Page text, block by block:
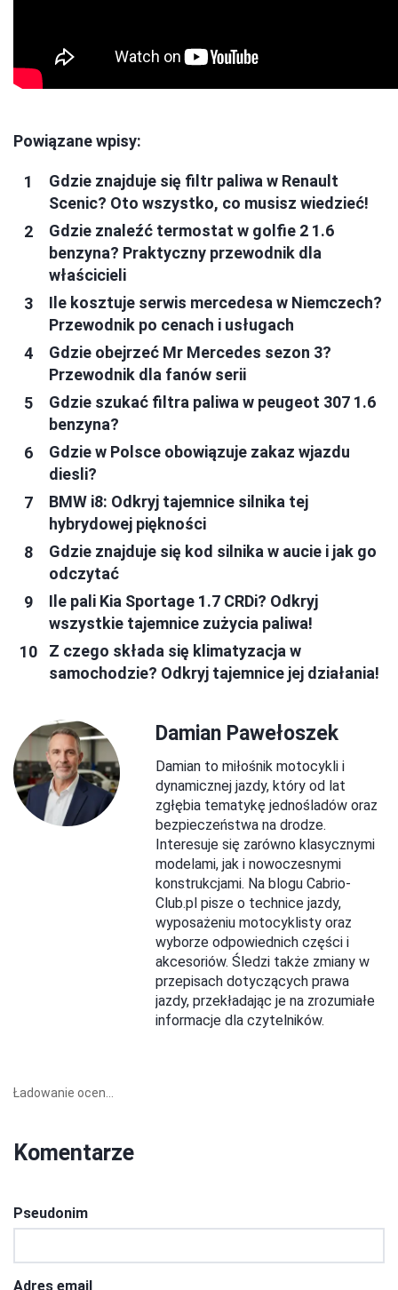
Powiązane wpisy:
Gdzie znajduje się filtr paliwa w Renault
Scenic? Oto wszystko, co musisz wiedzieć!
Gdzie znaleźć termostat w golfie 2 1.6
benzyna? Praktyczny przewodnik dla
właścicieli
Ile kosztuje serwis mercedesa w Niemczech?
Przewodnik po cenach i usługach
Gdzie obejrzeć Mr Mercedes sezon 3?
Przewodnik dla fanów serii
Gdzie szukać filtra paliwa w peugeot 307 1.6
benzyna?
Gdzie w Polsce obowiązuje zakaz wjazdu
diesli?
BMW i8: Odkryj tajemnice silnika tej
hybrydowej piękności
Gdzie znajduje się kod silnika w aucie i jak go
odczytać
Ile pali Kia Sportage 1.7 CRDi? Odkryj
wszystkie tajemnice zużycia paliwa!
Z czego składa się klimatyzacja w
samochodzie? Odkryj tajemnice jej działania!
Damian Pawełoszek
Damian to miłośnik motocykli i
dynamicznej jazdy, który od lat
zgłębia tematykę jednośladów oraz
bezpieczeństwa na drodze.
Interesuje się zarówno klasycznymi
modelami, jak i nowoczesnymi
konstrukcjami. Na blogu Cabrio-
Club.pl pisze o technice jazdy,
wyposażeniu motocyklisty oraz
wyborze odpowiednich części i
akcesoriów. Śledzi także zmiany w
przepisach dotyczących prawa
jazdy, przekładając je na zrozumiałe
informacje dla czytelników.
Ładowanie ocen...
Komentarze
Pseudonim
Adres email